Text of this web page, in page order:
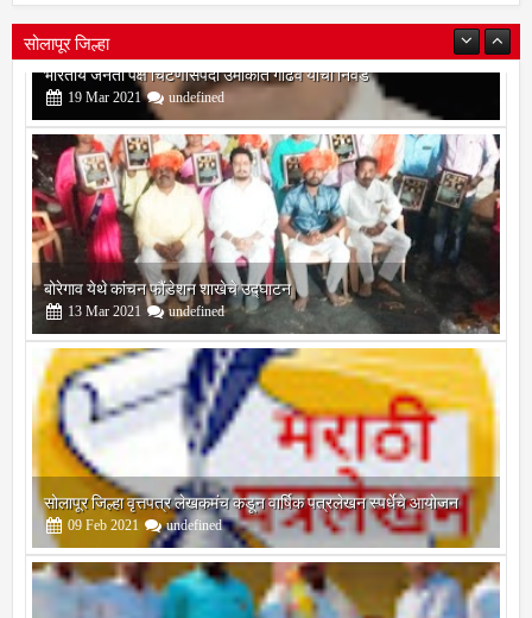
सोलापूर जिल्हा
बोरेगाव येथे कांचन फौंडेशन शाखेचे उद्घाटन
2021 undefined
सोलापूर जिल्हा वृत्तपत्र लेखकमंच कडून वार्षिक पत्रलेखन स्पर्धेचे आयोजन
Feb 2021 undefined